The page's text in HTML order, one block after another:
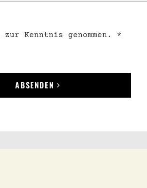
zur Kenntnis genommen. *
ABSENDEN